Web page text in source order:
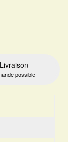
Livraison
possible